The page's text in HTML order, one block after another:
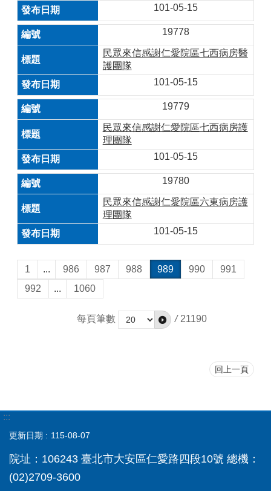
101-05-15
19778
民眾來信感謝仁愛院區七西病房醫
護團隊
101-05-15
19779
民眾來信感謝仁愛院區七西病房護
理團隊
101-05-15
19780
民眾來信感謝仁愛院區六東病房護
理團隊
101-05-15
1 ... 986 987 988 989 990
991
992
... 1060
每頁筆數 / 21190
回上一頁
:::
更新日期 115-08-07
院址：106243 臺北市大安區仁愛路四段10號 總機：
(02)2709-3600